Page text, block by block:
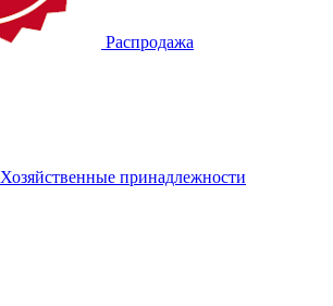
Распродажа
Хозяйственные принадлежности